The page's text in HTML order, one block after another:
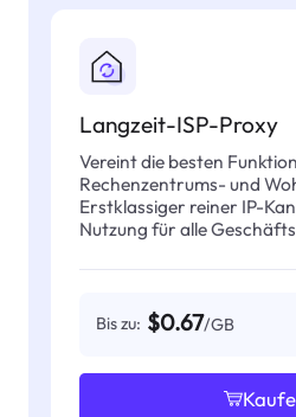
Langzeit-ISP-Proxy
Vereint die besten
Rechenzentrums- und
Erstklassiger reiner IP-
Nutzung für alle
Bis zu: $0.67/GB